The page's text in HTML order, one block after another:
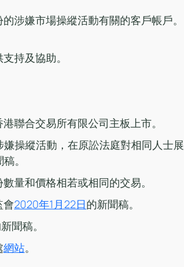
涉嫌市場操縱活動有關的客戶帳戶。
持及協助。
聯合交易所有限公司主板上市。
操縱活動，在原訟法庭對相同人士展
。
量和價格相若或相同的交易。
會2020年1月22日的新聞稿。
聞稿。
網站。